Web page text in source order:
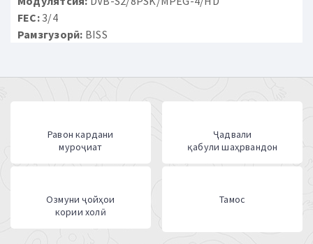
FEC:3/4
Рамзгузорӣ: BISS
Равон кардани
муроҷиат
Ҷадвали
қабули шаҳрвандон
Озмуни ҷойҳои
кории холӣ
Тамос